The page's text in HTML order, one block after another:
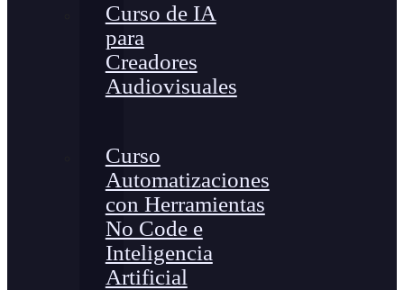
Curso de IA
para
Creadores
Audiovisuales
Curso
Automatizaciones
con Herramientas
No Code e
Inteligencia
Artificial